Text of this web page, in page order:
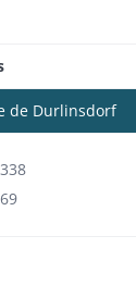
de Durlinsdorf